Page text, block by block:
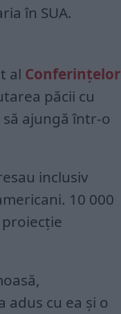
în SUA.
al Conferințelor
păcii cu
ajungă într-o
inclusiv
10 000
adus cu ea și o